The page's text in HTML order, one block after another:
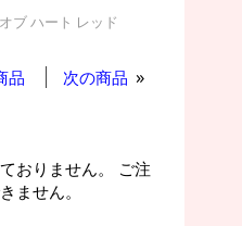
ブ ハート レッド
品 次の商品
おりません。 ご注
ません。